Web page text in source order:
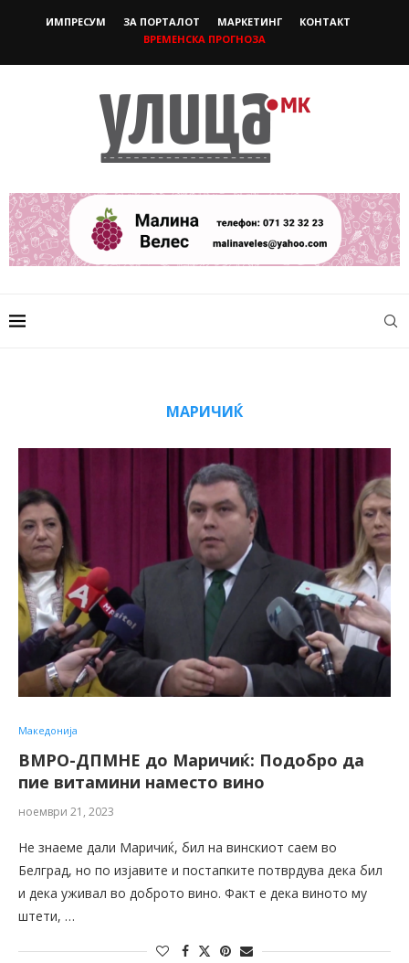
ИМПРЕСУМ ЗА ПОРТАЛОТ МАРКЕТИНГ
КОНТАКТ
ВРЕМЕНСКА ПРОГНОЗА
МАРИЧИЌ
Македонија
ВМРО-ДПМНЕ до Маричиќ: Подобро да
пие витамини наместо вино
ноември 21, 2023
Не знаеме дали Маричиќ, бил на винскиот саем во
Белград, но по изјавите и постапките потврдува дека бил
и дека уживал во доброто вино. Факт е дека виното му
штети, …